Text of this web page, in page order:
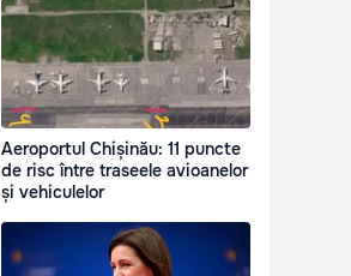
Aeroportul Chișinău: 11 puncte
de risc între traseele avioanelor
și vehiculelor